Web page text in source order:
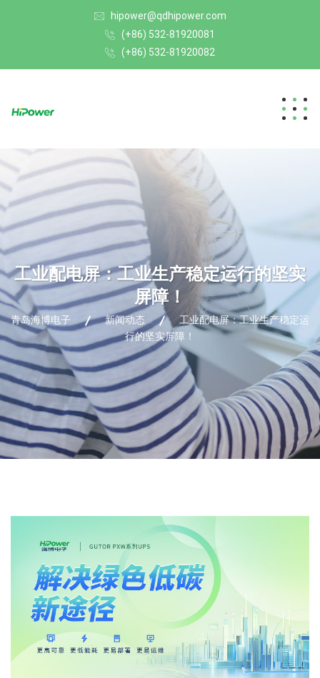
hipower@qdhipower.com
(+86) 532-81920081
(+86) 532-81920082
工业配电屏：工业生产稳定运行的坚实
屏障！
青岛海博电子 新闻动态
工业配电屏：工业生产稳定运
行的坚实屏障！